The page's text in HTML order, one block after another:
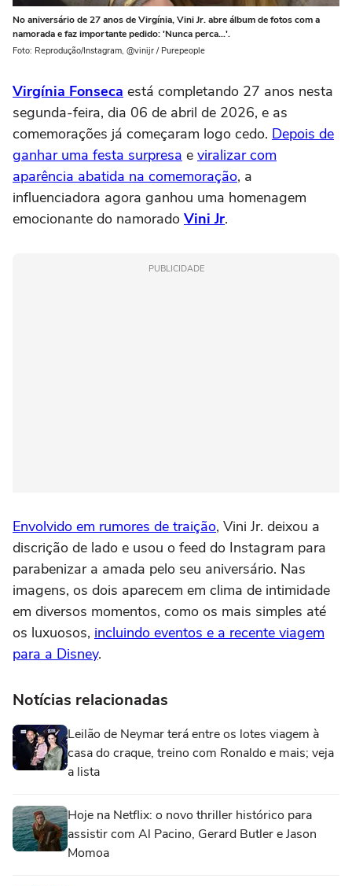
No aniversário de 27 anos de Virgínia, Vini Jr. abre álbum de fotos com a
namorada e faz importante pedido: 'Nunca perca...'.
Foto: Reprodução/Instagram, @vinijr / Purepeople
Virgínia Fonseca está completando 27 anos nesta
segunda-feira, dia 06 de abril de 2026, e as
comemorações já começaram logo cedo. Depois de
ganhar uma festa surpresa e viralizar com
aparência abatida na comemoração, a
influenciadora agora ganhou uma homenagem
emocionante do namorado Vini Jr.
PUBLICIDADE
Envolvido em rumores de traição, Vini Jr. deixou a
discrição de lado e usou o feed do Instagram para
parabenizar a amada pelo seu aniversário. Nas
imagens, os dois aparecem em clima de intimidade
em diversos momentos, como os mais simples até
os luxuosos, incluindo eventos e a recente viagem
para a Disney.
Notícias relacionadas
Leilão de Neymar terá entre os lotes viagem à
casa do craque, treino com Ronaldo e mais; veja
a lista
Hoje na Netflix: o novo thriller histórico para
assistir com Al Pacino, Gerard Butler e Jason
Momoa